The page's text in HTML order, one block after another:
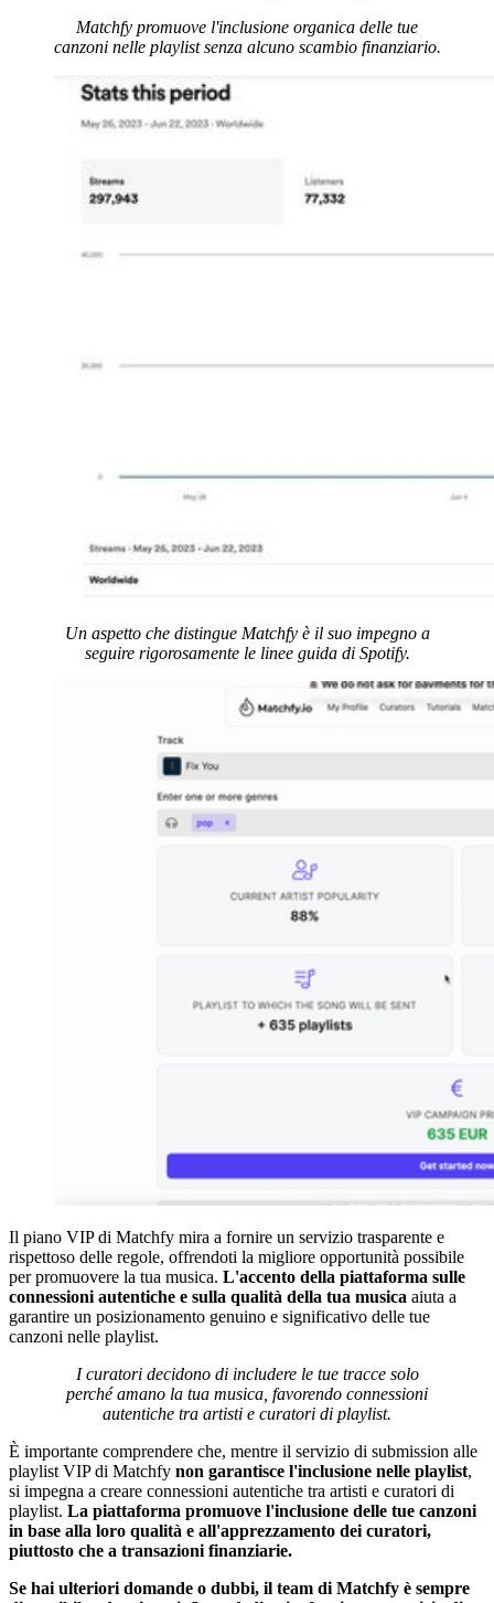
Matchfy promuove l'inclusione organica delle tue
canzoni nelle playlist senza alcuno scambio finanziario.
Un aspetto che distingue Matchfy è il suo impegno a
seguire rigorosamente le linee guida di Spotify.
Il piano VIP di Matchfy mira a fornire un servizio trasparente e
rispettoso delle regole, offrendoti la migliore opportunità possibile
per promuovere la tua musica. L'accento della piattaforma sulle
connessioni autentiche e sulla qualità della tua musica aiuta a
garantire un posizionamento genuino e significativo delle tue
canzoni nelle playlist.
I curatori decidono di includere le tue tracce solo
perché amano la tua musica, favorendo connessioni
autentiche tra artisti e curatori di playlist.
È importante comprendere che, mentre il servizio di submission alle
playlist VIP di Matchfy non garantisce l'inclusione nelle playlist,
si impegna a creare connessioni autentiche tra artisti e curatori di
playlist. La piattaforma promuove l'inclusione delle tue canzoni
in base alla loro qualità e all'apprezzamento dei curatori,
piuttosto che a transazioni finanziarie.
Se hai ulteriori domande o dubbi, il team di Matchfy è sempre